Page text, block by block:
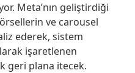
Meta’nın geliştirdiği
ve carousel
ederek, sistem
işaretlenen
geri plana itecek.